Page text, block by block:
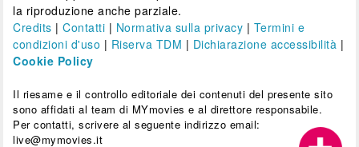
la riproduzione anche parziale.
Credits |Contatti | Normativa sulla privacy | Termini e
condizioni d'uso | Riserva TDM | Dichiarazione accessibilità |
Cookie Policy
Il riesame e il controllo editoriale dei contenuti del presente sito
sono affidati al team di MYmovies e al direttore responsabile.
Per contatti, scrivere al seguente indirizzo email:
live@mymovies.it